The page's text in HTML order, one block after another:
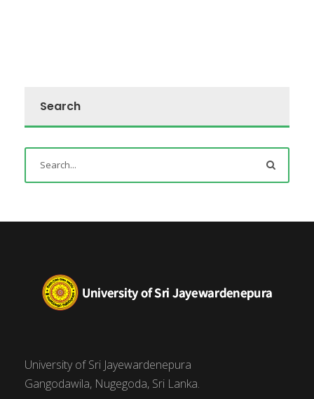
Search
University of Sri Jayewardenepura
Gangodawila, Nugegoda, Sri Lanka.